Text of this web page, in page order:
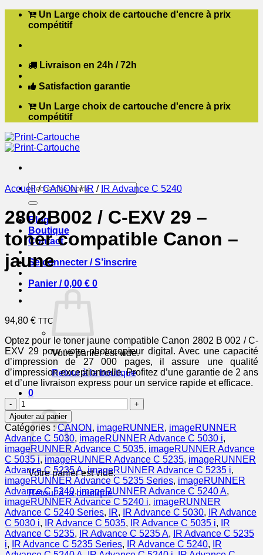
Passer Un Large choix de cartouche d'encre à prix
compétitif
Livraison en 24h / 72h
Satisfaction garantie
Un Large choix de cartouche d'encre à prix
compétitif
Recherche
pour :
Blog
Boutique
Contact
Se connecter / S’inscrire
Panier /0,00 € 0
Votre panier est vide.
Retour à la boutique
0
Votre panier est vide.
Retour à la boutique
Accueil / CANON / IR / IR Advance C 5240
2802B002 / C-EXV 29 –
toner compatible Canon –
jaune
94,80 € TTC
Optez pour le toner jaune compatible Canon 2802 B 002 / C-
EXV 29 pour votre photocopieur digital. Avec une capacité
d’impression de 27 000 pages, il assure une qualité
d’impression exceptionnelle. Profitez d’une garantie de 2 ans
et d’une livraison express pour un service rapide et efficace.
quantité
de
2802B002
/
C-
EXV
29
-
toner
compatible
Canon
-
jaune
Ajouter au panier
Catégories :CANON , imageRUNNER, imageRUNNER
Advance C 5030, imageRUNNER Advance C 5030 i,
imageRUNNER Advance C 5035, imageRUNNER Advance
C 5035 i,imageRUNNER Advance C 5235, imageRUNNER
Advance C 5235 A,imageRUNNER Advance C 5235 i,
imageRUNNER Advance C 5235 Series, imageRUNNER
Advance C 5240,imageRUNNER Advance C 5240 A,
imageRUNNER Advance C 5240 i, imageRUNNER
Advance C 5240 Series, IR, IR Advance C 5030,
IR Advance
C 5030 i, IR Advance C 5035, IR Advance C 5035 i,
IR
Advance C 5235, IR Advance C 5235 A,
IR Advance C 5235
i, IR Advance C 5235 Series, IR Advance C 5240,
IR